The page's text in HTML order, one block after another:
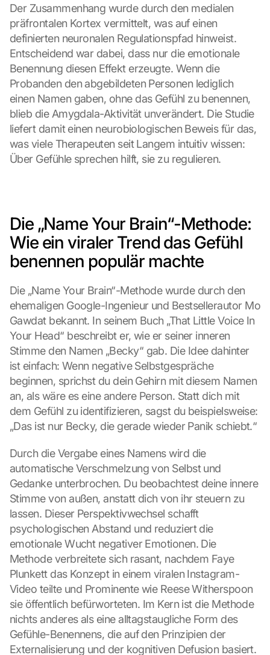
Der Zusammenhang wurde durch den medialen
präfrontalen Kortex vermittelt, was auf einen
definierten neuronalen Regulationspfad hinweist.
Entscheidend war dabei, dass nur die emotionale
Benennung diesen Effekt erzeugte. Wenn die
Probanden den abgebildeten Personen lediglich
einen Namen gaben, ohne das Gefühl zu benennen,
blieb die Amygdala-Aktivität unverändert. Die Studie
liefert damit einen neurobiologischen Beweis für das,
was viele Therapeuten seit Langem intuitiv wissen:
Über Gefühle sprechen hilft, sie zu regulieren.
Die „Name Your Brain“-Methode:
Wie ein viraler Trend das Gefühl
benennen populär machte
Die „Name Your Brain“-Methode wurde durch den
ehemaligen Google-Ingenieur und Bestsellerautor Mo
Gawdat bekannt. In seinem Buch „That Little Voice In
Your Head“ beschreibt er, wie er seiner inneren
Stimme den Namen „Becky“ gab. Die Idee dahinter
ist einfach: Wenn negative Selbstgespräche
beginnen, sprichst du dein Gehirn mit diesem Namen
an, als wäre es eine andere Person. Statt dich mit
dem Gefühl zu identifizieren, sagst du beispielsweise:
„Das ist nur Becky, die gerade wieder Panik schiebt.“
Durch die Vergabe eines Namens wird die
automatische Verschmelzung von Selbst und
Gedanke unterbrochen. Du beobachtest deine innere
Stimme von außen, anstatt dich von ihr steuern zu
lassen. Dieser Perspektivwechsel schafft
psychologischen Abstand und reduziert die
emotionale Wucht negativer Emotionen. Die
Methode verbreitete sich rasant, nachdem Faye
Plunkett das Konzept in einem viralen Instagram-
Video teilte und Prominente wie Reese Witherspoon
sie öffentlich befürworteten. Im Kern ist die Methode
nichts anderes als eine alltagstaugliche Form des
Gefühle-Benennens, die auf den Prinzipien der
Externalisierung und der kognitiven Defusion basiert.